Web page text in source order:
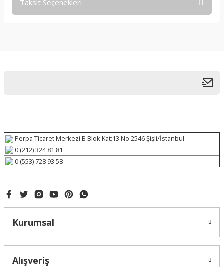
Taksit Seçenekleri
Perpa Ticaret Merkezi B Blok Kat:13 No:2546 Şişli/İstanbul
0 (212) 324 81 81
0 (553) 728 93 58
Kurumsal
Alışveriş